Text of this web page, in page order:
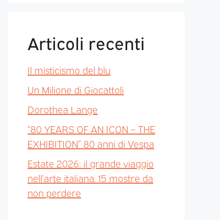
Articoli recenti
Il misticismo del blu
Un Milione di Giocattoli
Dorothea Lange
“80 YEARS OF AN ICON – THE
EXHIBITION” 80 anni di Vespa
Estate 2026: il grande viaggio
nell’arte italiana. 15 mostre da
non perdere